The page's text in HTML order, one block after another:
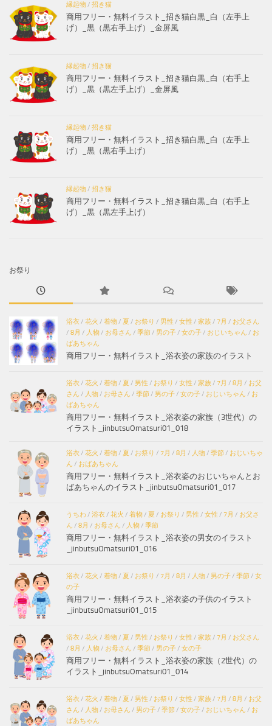
縁起物/ 招き猫
商用フリー・無料イラスト_招き猫白黒_白（左手上
げ）_黒（黒右手上げ）_金屏風
縁起物/ 招き猫
商用フリー・無料イラスト_招き猫白黒_白（右手上
げ）_黒（黒左手上げ）_金屏風
縁起物/ 招き猫
商用フリー・無料イラスト_招き猫白黒_白（左手上
げ）_黒（黒右手上げ）
縁起物/ 招き猫
商用フリー・無料イラスト_招き猫白黒_白（右手上
げ）_黒（黒左手上げ）
お祭り
浴衣/ 花火 / 着物/ 夏 / お祭り / 男性 / 女性 / 家族/ 7月 / お父さん
/ 8月 / 人物/ お母さん / 季節/ 男の子/ 女の子/ おじいちゃん / お
ばあちゃん
商用フリー・無料イラスト_浴衣姿の家族のイラスト
浴衣/ 花火 / 着物/ 夏 / 男性 / お祭り / 女性 / 家族/ 7月 / 8月 / お父
さん / 人物/ お母さん / 季節/ 男の子/ 女の子/ おじいちゃん / お
ばあちゃん
商用フリー・無料イラスト_浴衣姿の家族（3世代）の
イラスト_jinbutsuOmatsuri01_018
浴衣/ 花火 / 着物/ 夏 / お祭り / 7月 / 8月 / 人物/ 季節/ おじいちゃ
ん / おばあちゃん
商用フリー・無料イラスト_浴衣姿のおじいちゃんとお
ばあちゃんのイラスト_jinbutsuOmatsuri01_017
うちわ/ 浴衣/ 花火 / 着物/ 夏 / お祭り / 男性 / 女性 / 7月 / お父さ
ん / 8月 / お母さん / 人物/ 季節
商用フリー・無料イラスト_浴衣姿の男女のイラスト
_jinbutsuOmatsuri01_016
浴衣/ 花火 / 着物/ 夏 / お祭り / 7月 / 8月 / 人物/ 男の子/ 季節/ 女
の子
商用フリー・無料イラスト_浴衣姿の子供のイラスト
_jinbutsuOmatsuri01_015
浴衣/ 花火 / 着物/ 夏 / 男性 / お祭り / 女性 / 家族/ 7月 / お父さん
/ 8月 / 人物/ お母さん / 季節/ 男の子/ 女の子
商用フリー・無料イラスト_浴衣姿の家族（2世代）の
イラスト_jinbutsuOmatsuri01_014
浴衣/ 花火 / 着物/ 夏 / 男性 / お祭り / 女性 / 家族/ 7月 / 8月 / お父
さん / 人物/ お母さん / 男の子/ 季節/ 女の子/ おじいちゃん / お
ばあちゃん